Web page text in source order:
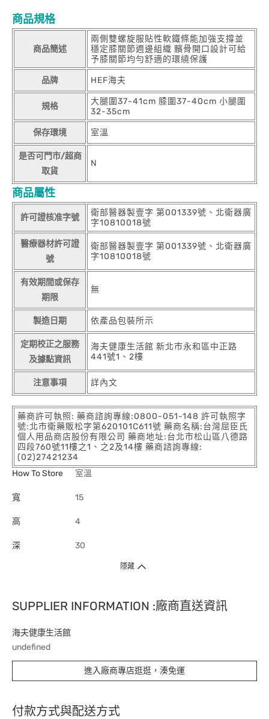
商品規格
商品簡述
兩側雙螺旋服貼性軟鐵條能加強支撐並
穩定膝關節週邊組織 髕骨開口設計可給
予膝關節均勻舒適的環繞保護
品牌 HEF海夫
規格
大腿圍37-41cm 膝圍37-40cm 小腿圍
32-35cm
保存環境 室溫
是否可門市/超商
取貨
N
商品屬性
許可證核准字號
衛部醫器製壹字 第001339號、北衛器廣
字10810018號
醫療器材許可證
號
衛部醫器製壹字 第001339號、北衛器廣
字10810018號
有效期間或保存
期限
無
製造日期 依產品包裝所示
定期校正之服務
及據點資訊
海夫健康生活館 新北市永和區中正路
441號1、2樓
注意事項 詳內文
藥商許可執照: 藥商諮詢專線:0800-051-148 許可執照字
號:北市衛藥販松字第620101C611號 藥商名稱:台灣屈臣氏
個人用品商店股份有限公司 藥商地址:台北市松山區八德路
四段760號11樓之1、之2及14樓 藥商諮詢專線:
(02)27421234
How To Store
室溫
寬 15
高 4
深 30
隱藏
SUPPLIER INFORMATION :廠商直送資訊
海夫健康生活館
undefined
進入廠商專店逛逛，湊免運
付款方式與配送方式